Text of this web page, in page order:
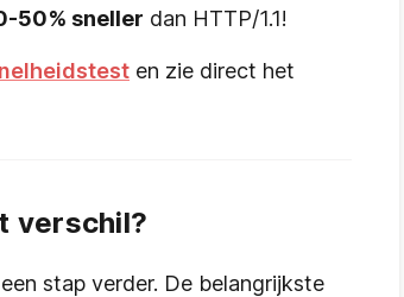
50% sneller dan HTTP/1.1!
en zie direct het
verschil?
stap verder. De belangrijkste